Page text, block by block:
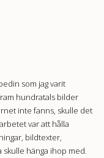
som jag varit
hundratals bilder
inte fanns, skulle det
var att hålla
bildtexter,
hänga ihop med.